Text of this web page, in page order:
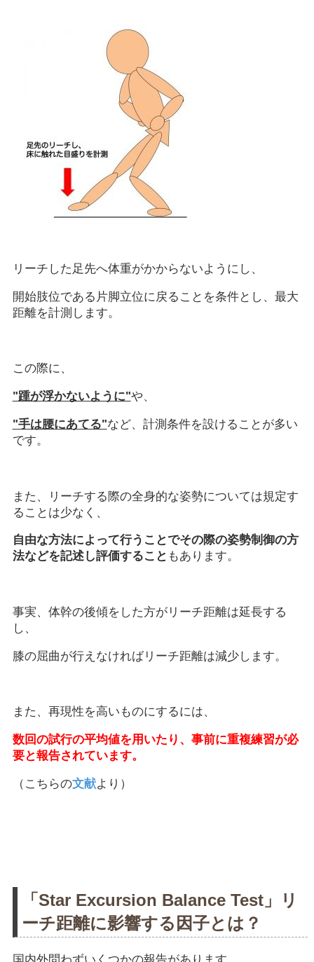
リーチした足先へ体重がかからないようにし、
開始肢位である片脚立位に戻ることを条件とし、最大
距離を計測します。
この際に、
"踵が浮かないように"や、
"手は腰にあてる"など、計測条件を設けることが多い
です。
また、リーチする際の全身的な姿勢については規定す
ることは少なく、
自由な方法によって行うことでその際の姿勢制御の方
法などを記述し評価すること もあります。
事実、体幹の後傾をした方がリーチ距離は延長する
し、
膝の屈曲が行えなければリーチ距離は減少します。
また、再現性を高いものにするには、
数回の試行の平均値を用いたり、事前に重複練習が必
要と報告されています。
（こちらの文献より）
「Star Excursion Balance Test」リ
ーチ距離に影響する因子とは？